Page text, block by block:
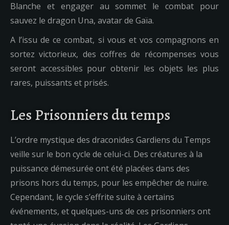
Blanche et engager au sommet le combat pour
sauvez le dragon Una, avatar de Gaïa.
A l’issu de ce combat, si vous et vos compagnons en
sortez victorieux, des coffres de récompenses vous
seront accessibles pour obtenir les objets les plus
rares, puissants et prisés.
Les Prisonniers du temps
L’ordre mystique des draconides Gardiens du Temps
veille sur le bon cycle de celui-ci. Des créatures à la
puissance démesurée ont été placées dans des
prisons hors du temps, pour les empêcher de nuire.
Cependant, le cycle s’effrite suite à certains
événements, et quelques-uns de ces prisonniers ont